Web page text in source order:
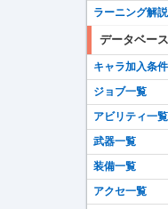
ラーニング解説
データベース
キャラ加入条
ジョブ一覧
アビリティ一覧
武器一覧
装備一覧
アクセ一覧